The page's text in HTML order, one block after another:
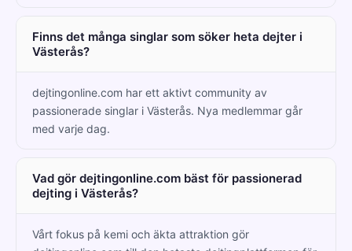
Finns det många singlar som söker heta dejter i
Västerås?
dejtingonline.com har ett aktivt community av
passionerade singlar i Västerås. Nya medlemmar går
med varje dag.
Vad gör dejtingonline.com bäst för passionerad
dejting i Västerås?
Vårt fokus på kemi och äkta attraktion gör